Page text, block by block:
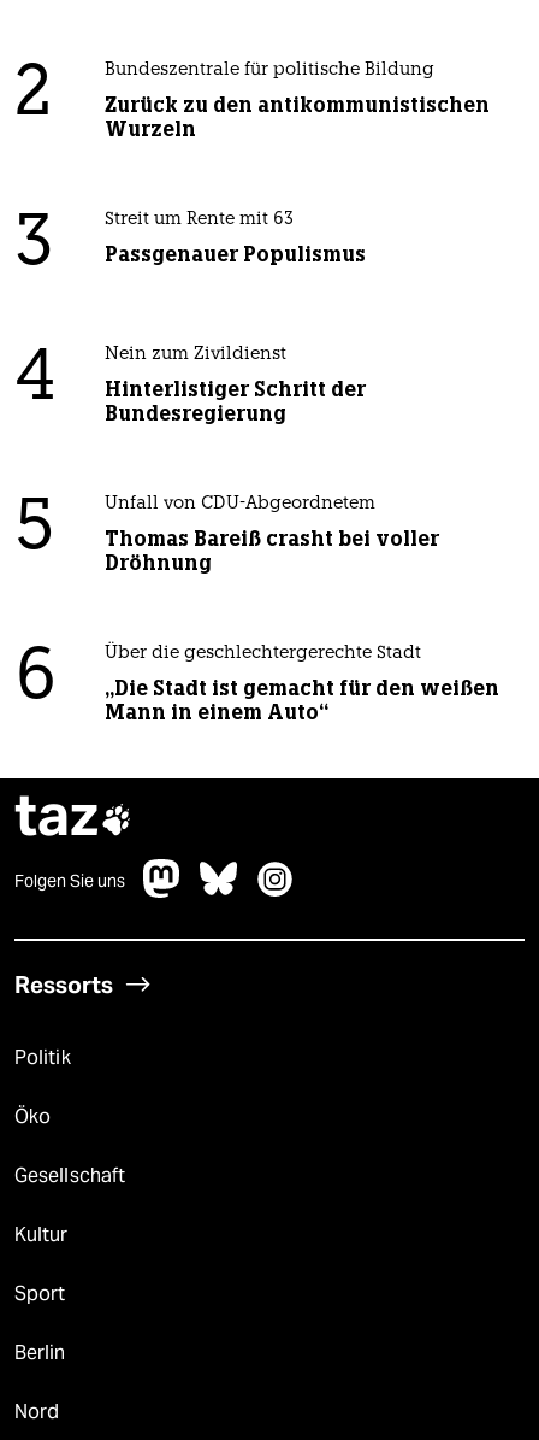
2 Bundeszentrale für politische Bildung
Zurück zu den antikommunistischen
Wurzeln
3 Streit um Rente mit 63
Passgenauer Populismus
4 Nein zum Zivildienst
Hinterlistiger Schritt der
Bundesregierung
5 Unfall von CDU-Abgeordnetem
Thomas Bareiß crasht bei voller
Dröhnung
6 Über die geschlechtergerechte Stadt
„Die Stadt ist gemacht für den weißen
Mann in einem Auto“
taz
Folgen Sie uns
Ressorts
Politik
Öko
Gesellschaft
Kultur
Sport
Berlin
Nord